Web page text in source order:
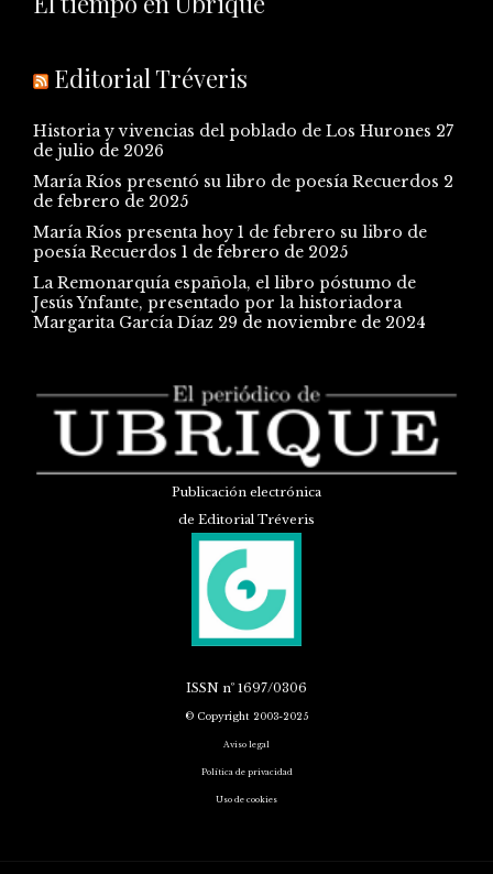
Editorial Tréveris
Historia y vivencias del poblado de Los Hurones 27
de julio de 2026
María Ríos presentó su libro de poesía Recuerdos 2
de febrero de 2025
María Ríos presenta hoy 1 de febrero su libro de
poesía Recuerdos 1 de febrero de 2025
La Remonarquía española, el libro póstumo de
Jesús Ynfante, presentado por la historiadora
Margarita García Díaz 29 de noviembre de 2024
Publicación electrónica
de Editorial Tréveris
ISSN nº 1697/0306
© Copyright 2003-2025
Aviso legal
Política de privacidad
Uso de cookies